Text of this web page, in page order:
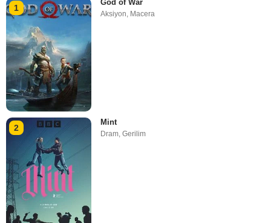
1
God of War
Aksiyon, Macera
2
Mint
Dram ,Gerilim